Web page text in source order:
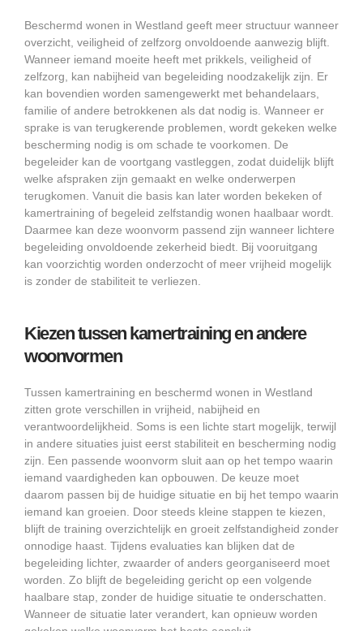
Beschermd wonen in Westland geeft meer structuur wanneer
overzicht, veiligheid of zelfzorg onvoldoende aanwezig blijft.
Wanneer iemand moeite heeft met prikkels, veiligheid of
zelfzorg, kan nabijheid van begeleiding noodzakelijk zijn. Er
kan bovendien worden samengewerkt met behandelaars,
familie of andere betrokkenen als dat nodig is. Wanneer er
sprake is van terugkerende problemen, wordt gekeken welke
bescherming nodig is om schade te voorkomen. De
begeleider kan de voortgang vastleggen, zodat duidelijk blijft
welke afspraken zijn gemaakt en welke onderwerpen
terugkomen. Vanuit die basis kan later worden bekeken of
kamertraining of begeleid zelfstandig wonen haalbaar wordt.
Daarmee kan deze woonvorm passend zijn wanneer lichtere
begeleiding onvoldoende zekerheid biedt. Bij vooruitgang
kan voorzichtig worden onderzocht of meer vrijheid mogelijk
is zonder de stabiliteit te verliezen.
Kiezen tussen kamertraining en andere
woonvormen
Tussen kamertraining en beschermd wonen in Westland
zitten grote verschillen in vrijheid, nabijheid en
verantwoordelijkheid. Soms is een lichte start mogelijk, terwijl
in andere situaties juist eerst stabiliteit en bescherming nodig
zijn. Een passende woonvorm sluit aan op het tempo waarin
iemand vaardigheden kan opbouwen. De keuze moet
daarom passen bij de huidige situatie en bij het tempo waarin
iemand kan groeien. Door steeds kleine stappen te kiezen,
blijft de training overzichtelijk en groeit zelfstandigheid zonder
onnodige haast. Tijdens evaluaties kan blijken dat de
begeleiding lichter, zwaarder of anders georganiseerd moet
worden. Zo blijft de begeleiding gericht op een volgende
haalbare stap, zonder de huidige situatie te onderschatten.
Wanneer de situatie later verandert, kan opnieuw worden